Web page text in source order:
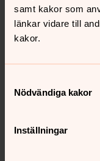
samt kakor som
länkar vidare till
kakor.
Nödvändiga kakor
Inställningar
Foto: Emma
Syster till